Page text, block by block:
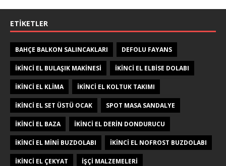
ETIKETLER
BAHÇE BALKON SALINCAKLARI DEFOLU FAYANS
IKINCI EL BULAŞIK MAKINESI IKINCI EL ELBISE DOLABI
IKINCI EL KLIMA IKINCI EL KOLTUK TAKIMI
IKINCI EL SET ÜSTÜ OCAK SPOT MASA SANDALYE
İKINCI EL BAZA İKINCI EL DERIN DONDURUCU
İKINCI EL MINI BUZDOLABI İKINCI EL NOFROST BUZDOLABI
İKINCI EL ÇEKYAT İŞÇI MALZEMELERI